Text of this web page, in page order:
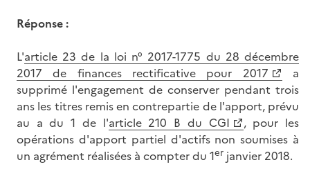
Réponse :
L'article 23 de la loi n° 2017-1775 du 28 décembre
2017 de finances rectificative pour 2017
a
supprimé l'engagement de conserver pendant trois
ans les titres remis en contrepartie de l'apport, prévu
au a du 1 de l'article 210 B du CGI
, pour les
opérations d'apport partiel d'actifs non soumises à
un agrément réalisées à compter du 1er janvier 2018.